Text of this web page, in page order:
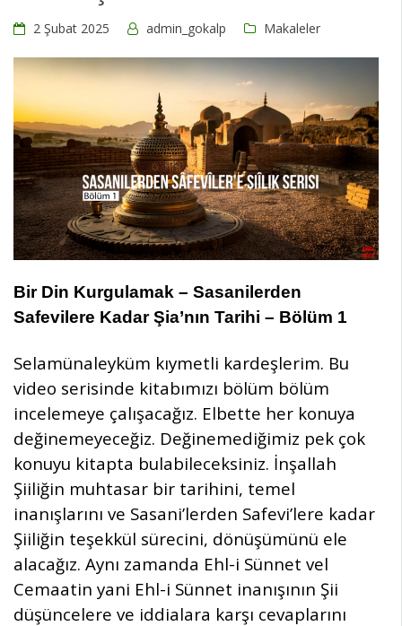
2 Şubat 2025 admin_gokalp Makaleler
Bir Din Kurgulamak – Sasanilerden
Safevilere KadarŞia’nın Tarihi – Bölüm 1
Selamünaleyküm kıymetli kardeşlerim. Bu
video serisinde kitabımızı bölüm bölüm
incelemeye çalışacağız. Elbette her konuya
değinemeyeceğiz. Değinemediğimiz pek çok
konuyu kitapta bulabileceksiniz. İnşallah
Şiiliğin muhtasar bir tarihini, temel
inanışlarını ve Sasani’lerden Safevi’lere kadar
Şiiliğin teşekkül sürecini, dönüşümünü ele
alacağız. Aynı zamanda Ehl-i Sünnet vel
Cemaatin yani Ehl-i Sünnet inanışının Şii
düşüncelere ve iddialara karşı cevaplarını